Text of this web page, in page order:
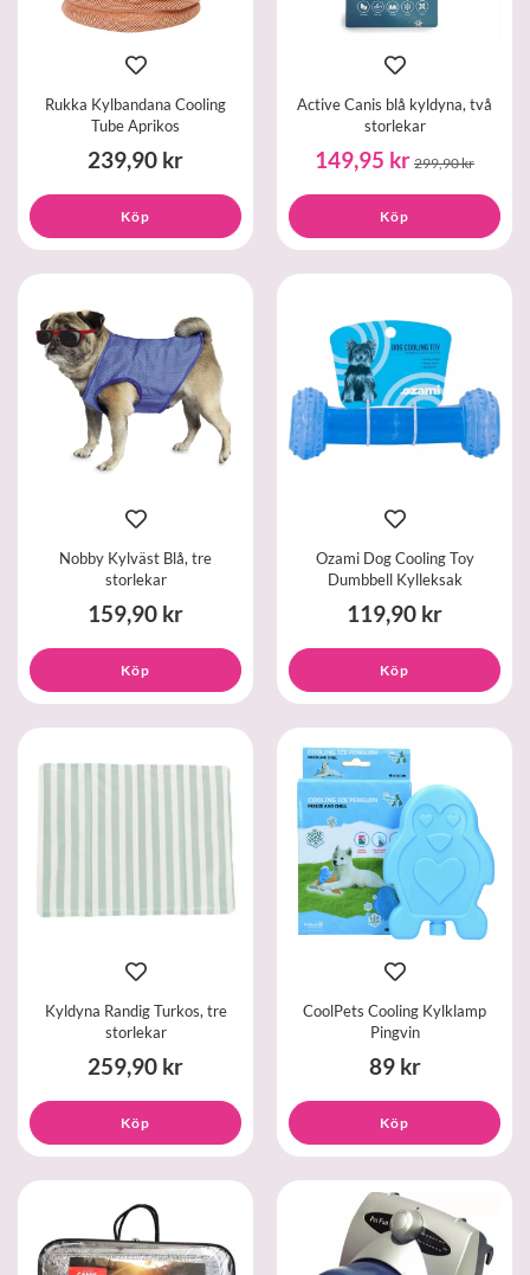
Rukka Kylbandana Cooling
Tube Aprikos
239,90 kr
Köp
Active Canis blå kyldyna, två
storlekar
149,95 kr 299,90 kr
Köp
Nobby Kylväst Blå, tre
storlekar
159,90 kr
Köp
Ozami Dog Cooling Toy
Dumbbell Kylleksak
119,90 kr
Köp
Kyldyna Randig Turkos, tre
storlekar
259,90 kr
Köp
CoolPets Cooling Kylklamp
Pingvin
89 kr
Köp